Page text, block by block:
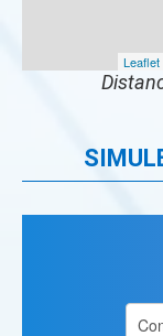
Leaflet